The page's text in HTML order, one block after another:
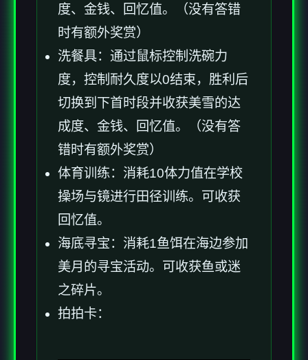
度、金钱、回忆值。（没有答错
时有额外奖赏）
洗餐具：通过鼠标控制洗碗力
度，控制耐久度以0结束，胜利后
切换到下首时段并收获美雪的达
成度、金钱、回忆值。（没有答
错时有额外奖赏）
体育训练：消耗10体力值在学校
操场与镜进行田径训练。可收获
回忆值。
海底寻宝：消耗1鱼饵在海边参加
美月的寻宝活动。可收获鱼或迷
之碎片。
拍拍卡：